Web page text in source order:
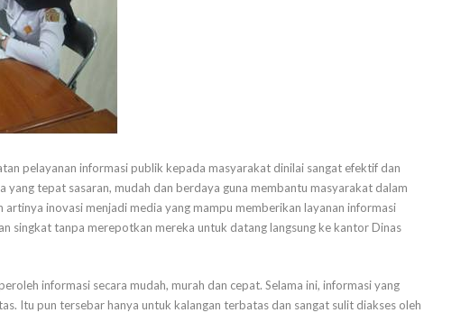
pelayanan informasi publik kepada masyarakat dinilai sangat efektif dan
yang tepat sasaran, mudah dan berdaya guna membantu masyarakat dalam
artinya inovasi menjadi media yang mampu memberikan layanan informasi
singkat tanpa merepotkan mereka untuk datang langsung ke kantor Dinas
informasi secara mudah, murah dan cepat. Selama ini, informasi yang
Itu pun tersebar hanya untuk kalangan terbatas dan sangat sulit diakses oleh